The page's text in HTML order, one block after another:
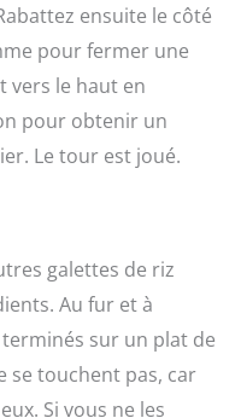
ensuite le côté
pour fermer une
vers le haut en
pour obtenir un
Le tour est joué.
galettes de riz
Au fur et à
sur un plat de
se touchent pas, car
Si vous ne les